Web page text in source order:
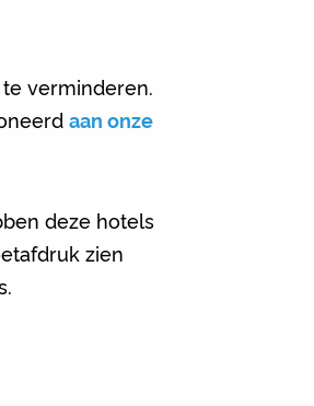
verminderen.
aan onze
deze hotels
zien